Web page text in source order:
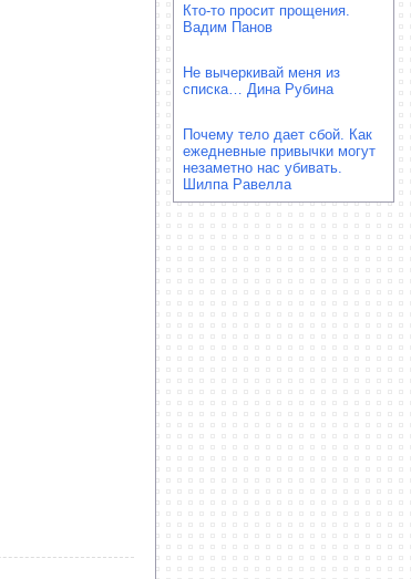
Кто-то просит прощения.
Вадим Панов
Не вычеркивай меня из
списка… Дина Рубина
Почему тело дает сбой. Как
ежедневные привычки могут
незаметно нас убивать.
Шилпа Равелла